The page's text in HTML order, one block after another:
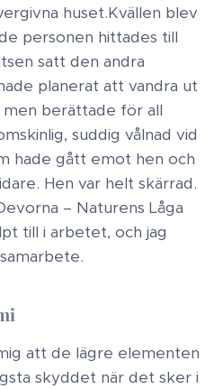
huset. ​Kvällen blev
personen hittades till
satt den andra
planerat att vandra ut
berättade för all
suddig vålnad vid
hade gått emot hen och
Hen var helt skärrad.
– Naturens Låga
till i arbetet, och jag
att de lägre elementen
skyddet när det sker i